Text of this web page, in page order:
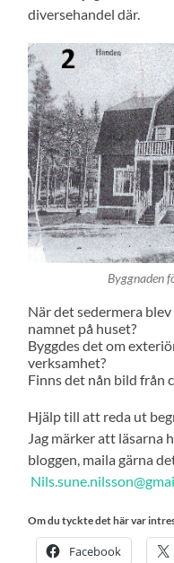
diversehandel där.
Byggnaden
När det sedermera
namnet på huset?
Byggdes det om
verksamhet?
Finns det nån bild från
Hjälp till att reda ut
Jag märker att läsarna
bloggen, maila gärna
Om du tyckte det här var
Facebook